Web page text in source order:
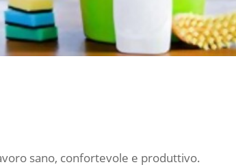
sano, confortevole e produttivo.